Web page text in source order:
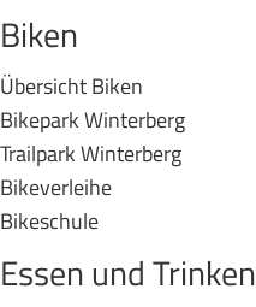
Biken
Übersicht Biken
Bikepark Winterberg
Trailpark Winterberg
Bikeverleihe
Bikeschule
Essen und Trinken